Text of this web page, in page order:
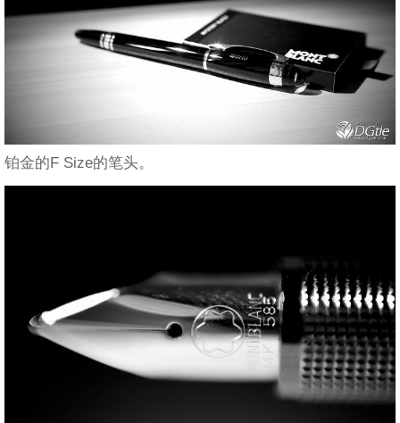
铂金的F Size的笔头。